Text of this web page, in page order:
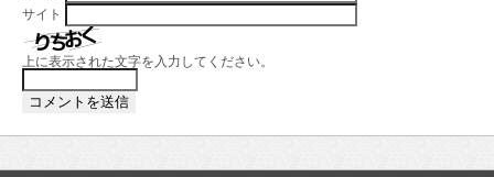
サイト
上に表示された文字を入力してください。